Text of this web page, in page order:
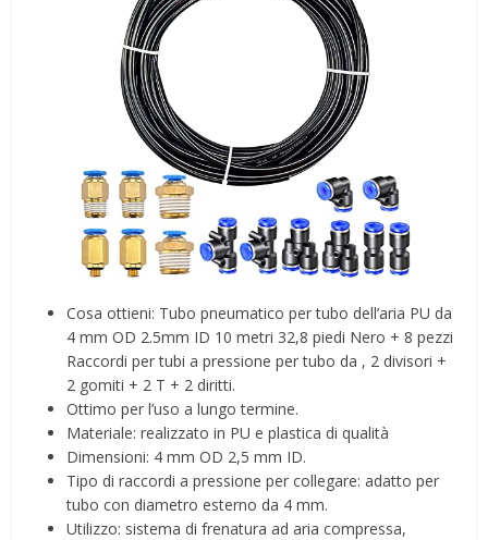
Cosa ottieni: Tubo pneumatico per tubo dell’aria PU da
4 mm OD 2.5mm ID 10 metri 32,8 piedi Nero + 8 pezzi
Raccordi per tubi a pressione per tubo da , 2 divisori +
2 gomiti + 2 T + 2 diritti.
Ottimo per l’uso a lungo termine.
Materiale: realizzato in PU e plastica di qualità
Dimensioni: 4 mm OD 2,5 mm ID.
Tipo di raccordi a pressione per collegare: adatto per
tubo con diametro esterno da 4 mm.
Utilizzo: sistema di frenatura ad aria compressa,